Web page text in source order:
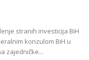
stranih investicija BiH
konzulom BiH u
zajedničke...